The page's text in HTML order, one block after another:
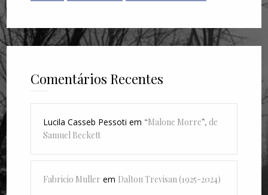
Comentários Recentes
Lucila Casseb Pessoti em “Malone Morre”, de
Samuel Beckett
Fabricio Muller em Dalton Trevisan (1925-2024)